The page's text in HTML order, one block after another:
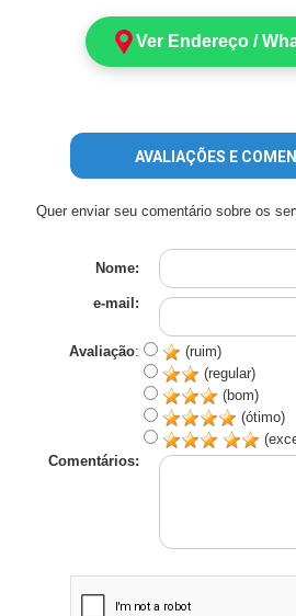
Ver Endereço /
AVALIAÇÕES E
Quer enviar seu comentário sobre os
Nome:
e-mail:
Avaliação:
(ruim)
(regular)
(bom)
(ótimo)
Comentários: